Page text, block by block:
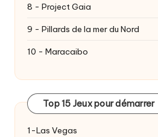
8 - Project Gaia
9 - Pillards de la mer du Nord
10 - Maracaibo
Top 15 Jeux pour démarrer
1-Las Vegas